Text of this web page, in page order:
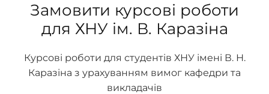
Замовити курсові роботи
для ХНУ ім. В. Каразіна
Курсові роботи для студентів ХНУ імені В. Н.
Каразіна з урахуванням вимог кафедри та
викладачів